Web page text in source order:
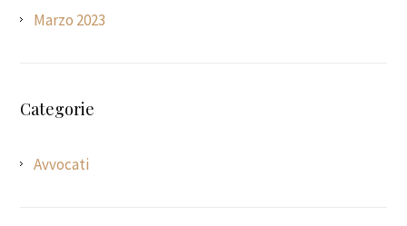
Marzo 2023
Categorie
Avvocati